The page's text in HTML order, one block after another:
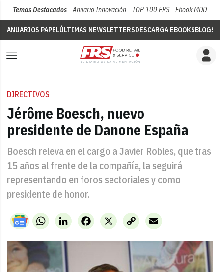
Temas Destacados Anuario Innovación TOP 100 FRS Ebook MDD
ANUARIOS PAPELÚLTIMAS NEWSLETTERSDESCARGA EBOOKSBLOGS
DIRECTIVOS
Jérôme Boesch, nuevo
presidente de Danone España
Boesch releva en el cargo a Javier Robles, que tras
15 años al frente de la compañía, la seguirá
representando en foros sectoriales y como
presidente de honor.
WhatsAppLinkedIn X
Facebook
Copy
Link
Email